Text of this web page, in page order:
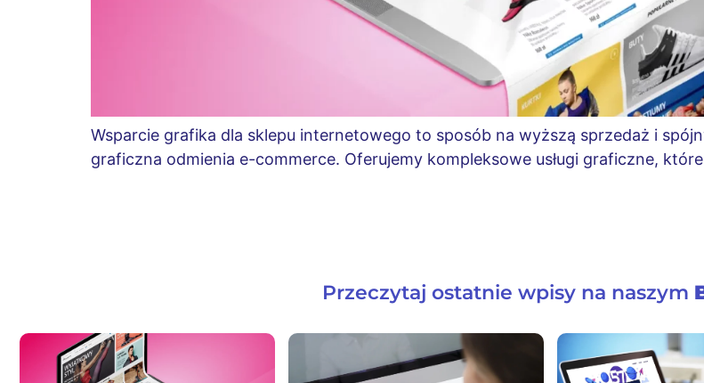
Wsparcie grafika dla sklepu internetowego to sposób na wyższą sprzedaż i
graficzna odmienia e-commerce. Oferujemy kompleksowe usługi graficzne,
Przeczytaj ostatnie wpisy na naszym